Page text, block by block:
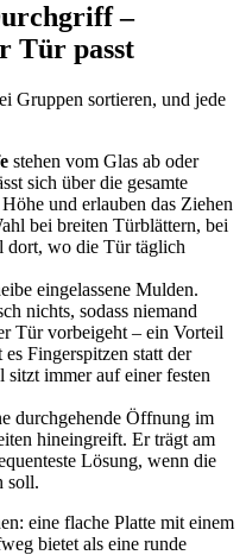
–
Tür passt
Gruppen sortieren, und jede
stehen vom Glas ab oder
sich über die gesamte
und erlauben das Ziehen
bei breiten Türblättern, bei
dort, wo die Tür täglich
eingelassene Mulden.
nichts, sodass niemand
Tür vorbeigeht – ein Vorteil
Fingerspitzen statt der
immer auf einer festen
durchgehende Öffnung im
hineingreift. Er trägt am
Lösung, wenn die
soll.
eine flache Platte mit einem
bietet als eine runde